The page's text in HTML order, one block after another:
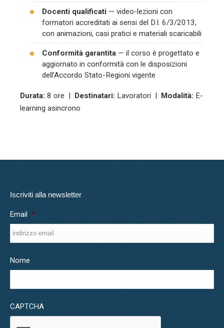
Docenti qualificati — video-lezioni con
formatori accreditati ai sensi del D.I. 6/3/2013,
con animazioni, casi pratici e materiali scaricabili
Conformità garantita — il corso è progettato e
aggiornato in conformità con le disposizioni
dell’Accordo Stato-Regioni vigente
Durata: 8 ore | Destinatari: Lavoratori | Modalità: E-
learning asincrono
Iscriviti alla newsletter
Email *
Nome
CAPTCHA